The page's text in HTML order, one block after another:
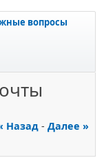
вопросы
Назад - Далее »